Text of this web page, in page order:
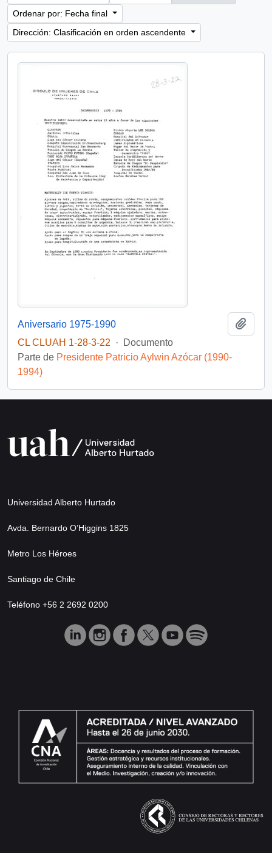
Ordenar por: Fecha final
Dirección: Clasificación en orden ascendente
Aniversario 1975-1990
CL CLUAH 1-28-3-22
·
Documento
Parte de Presidente Patricio Aylwin Azócar (1990-
1994)
Universidad Alberto Hurtado
Avda. Bernardo O’Higgins 1825
Metro Los Héroes
Santiago de Chile
Teléfono +56 2 2692 0200